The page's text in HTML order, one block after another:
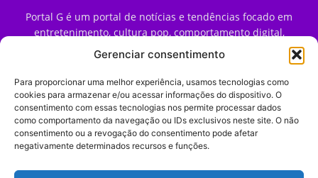
Gerenciar consentimento
Para proporcionar uma melhor experiência, usamos tecnologias como
cookies para armazenar e/ou acessar informações do dispositivo. O
consentimento com essas tecnologias nos permite processar dados
como comportamento da navegação ou IDs exclusivos neste site. O não
consentimento ou a revogação do consentimento pode afetar
negativamente determinados recursos e funções.
Portal G é um portal de notícias e tendências focado em
entretenimento, cultura pop, comportamento digital,
streaming, games e iniciativas de marca que impactam a
forma como o público vive e consome internet no Brasil.
Contato:contato@portalg.com.br